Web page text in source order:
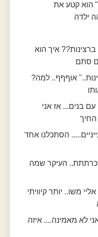
הוא קטע את
ילדה
איך הוא
סתם
אוףףף.. למה?
בנים... אז אני
החיך
הסתכלנו אחד
העיקר שמה
משו.. יותר קיוויתי
לא מאמינה.... איזה